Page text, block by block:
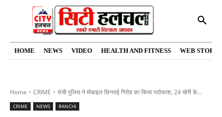
HOME NEWS VIDEO HEALTH AND FITNESS WEB
Home CRIME रांची पुलिस ने मोबाइल छिनतई गिरोह का किया पर्दाफाश, 24 चोरी के...
CRIME NEWS RANCHI